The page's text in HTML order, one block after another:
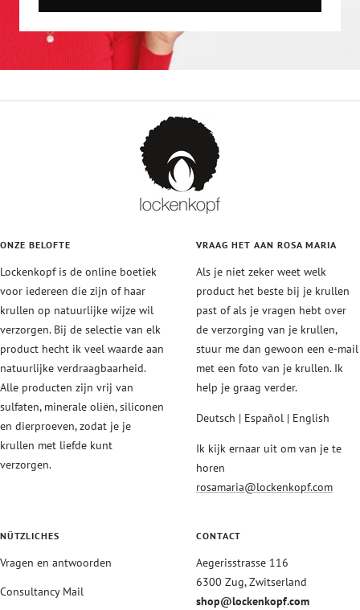
ONZE BELOFTE
Lockenkopf is de online boetiek
voor iedereen die zijn of haar
krullen op natuurlijke wijze wil
verzorgen. Bij de selectie van elk
product hecht ik veel waarde aan
natuurlijke verdraagbaarheid.
Alle producten zijn vrij van
sulfaten, minerale oliën, siliconen
en dierproeven, zodat je je
krullen met liefde kunt
verzorgen.
VRAAG HET AAN ROSA MARIA
Als je niet zeker weet welk
product het beste bij je krullen
past of als je vragen hebt over
de verzorging van je krullen,
stuur me dan gewoon een e-mail
met een foto van je krullen. Ik
help je graag verder.
Deutsch | Español | English
Ik kijk ernaar uit om van je te
horen
rosamaria@lockenkopf.com
NÜTZLICHES
Vragen en antwoorden
Consultancy Mail
CONTACT
Aegerisstrasse 116
6300 Zug, Zwitserland
shop@lockenkopf.com